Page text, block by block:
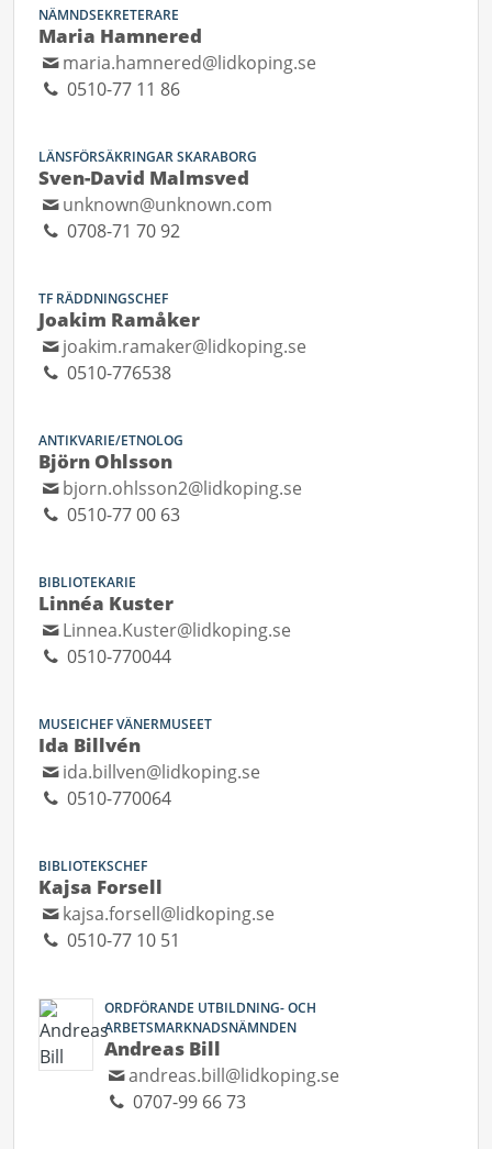
NÄMNDSEKRETERARE
Maria Hamnered
maria.hamnered@lidkoping.se
0510-77 11 86
LÄNSFÖRSÄKRINGAR SKARABORG
Sven-David Malmsved
unknown@unknown.com
0708-71 70 92
TF RÄDDNINGSCHEF
Joakim Ramåker
joakim.ramaker@lidkoping.se
0510-776538
ANTIKVARIE/ETNOLOG
Björn Ohlsson
bjorn.ohlsson2@lidkoping.se
0510-77 00 63
BIBLIOTEKARIE
Linnéa Kuster
Linnea.Kuster@lidkoping.se
0510-770044
MUSEICHEF VÄNERMUSEET
Ida Billvén
ida.billven@lidkoping.se
0510-770064
BIBLIOTEKSCHEF
Kajsa Forsell
kajsa.forsell@lidkoping.se
0510-77 10 51
ORDFÖRANDE UTBILDNING- OCH
ARBETSMARKNADSNÄMNDEN
Andreas Bill
andreas.bill@lidkoping.se
0707-99 66 73